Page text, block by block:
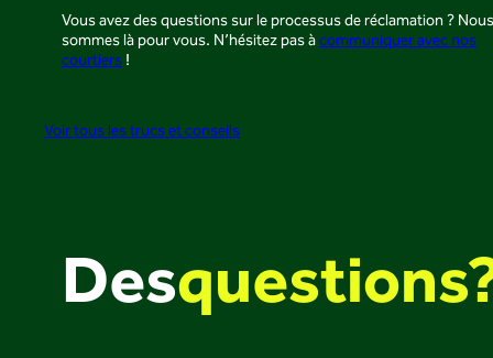
Vous avez des questions sur le processus de réclamation ? Nous
sommes là pour vous. N’hésitez pas àcommuniquer avec nos
courtiers !
Voir tous les trucs et conseils
Des